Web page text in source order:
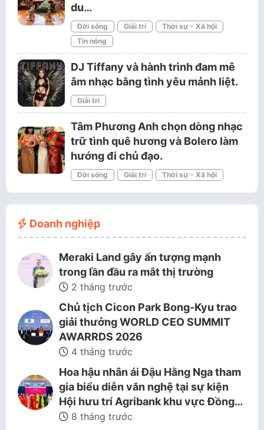
du…
Đời sống Giải trí
Thời sự - Xã hội
Tin nóng
DJ Tiffany và hành trình đam mê
âm nhạc bằng tình yêu mảnh liệt.
Giải trí
Tâm Phương Anh chọn dòng nhạc
trữ tình quê hương và Bolero làm
hướng đi chủ đạo.
Đời sống Giải trí Thời sự - Xã hội
Doanh nghiệp
Meraki Land gây ấn tượng mạnh
trong lần đầu ra mắt thị trường
2 tháng trước
Chủ tịch Cicon Park Bong-Kyu trao
giải thưởng WORLD CEO SUMMIT
AWARRDS 2026
4 tháng trước
Hoa hậu nhân ái Đậu Hằng Nga tham
gia biểu diễn văn nghệ tại sự kiện
Hội hưu trí Agribank khu vực Đồng…
8 tháng trước